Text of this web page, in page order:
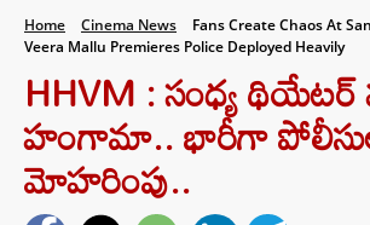
Home Cinema News
Fans Create Chaos At
Veera Mallu Premieres Police Deployed Heavily
HHVM : సంధ్య థియేటర్
హంగామా.. భారీగా
మోహరింపు..